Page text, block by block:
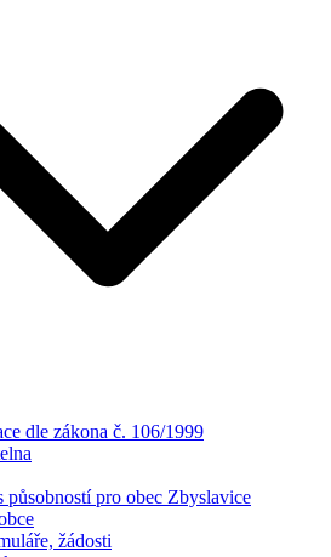
dle zákona č. 106/1999
působností pro obec Zbyslavice
žádosti